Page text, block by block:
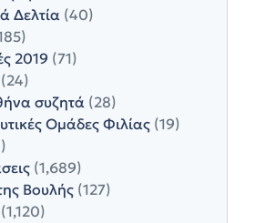
Δελτία (40)
2019 (71)
(24)
συζητά (28)
Ομάδες Φιλίας (19)
(1,689)
Βουλής (127)
(1,120)